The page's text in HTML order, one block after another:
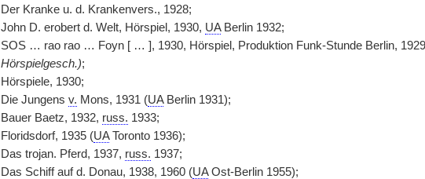
Der Kranke u. d. Krankenvers., 1928;
John D. erobert d. Welt, Hörspiel, 1930, UABerlin 1932;
SOS … rao rao … Foyn [ … ], 1930, Hörspiel, Produktion Funk-Stunde Berlin,
Hörspielgesch.);
Hörspiele, 1930;
Die Jungens v. Mons, 1931 (UABerlin 1931);
Bauer Baetz, 1932, russ. 1933;
Floridsdorf, 1935 (UAToronto 1936);
Das trojan. Pferd, 1937, russ. 1937;
Das Schiff auf d. Donau, 1938, 1960 (UAOst-Berlin 1955);